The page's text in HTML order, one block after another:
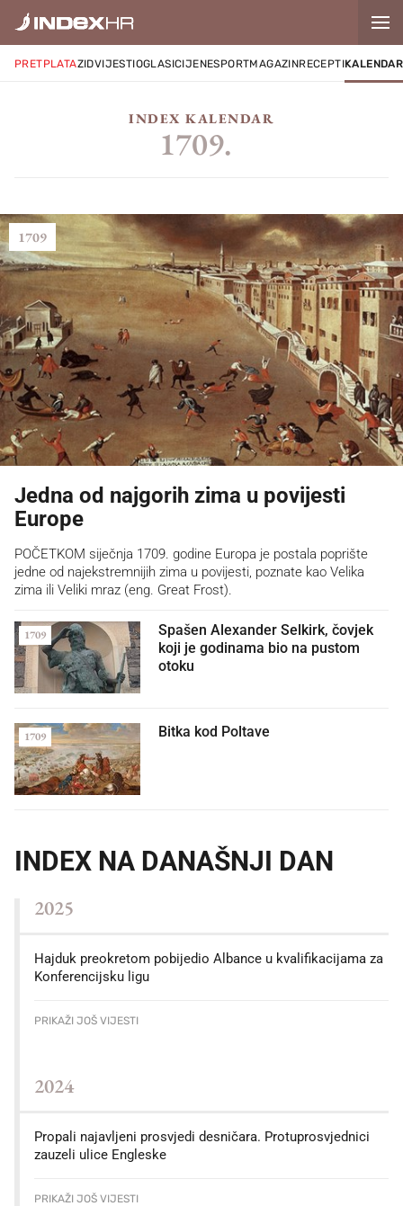
PRETPLATAZIDVIJESTIOGLASICIJENESPORTMAGAZINRECEPTIKALENDAR
INDEX KALENDAR
1709.
Jedna od najgorih zima u povijesti
Europe
1709
POČETKOM siječnja 1709. godine Europa je postala poprište
jedne od najekstremnijih zima u povijesti, poznate kao Velika
zima ili Veliki mraz (eng. Great Frost).
Spašen Alexander Selkirk, čovjek
koji je godinama bio na pustom
otoku
1709
Bitka kod Poltave
1709
INDEX NA DANAŠNJI DAN
2025
Hajduk preokretom pobijedio Albance u kvalifikacijama za
Konferencijsku ligu
PRIKAŽI JOŠ VIJESTI
2024
Propali najavljeni prosvjedi desničara. Protuprosvjednici
zauzeli ulice Engleske
PRIKAŽI JOŠ VIJESTI